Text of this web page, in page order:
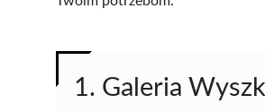
1. Galeria